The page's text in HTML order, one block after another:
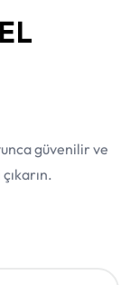
güvenilir ve